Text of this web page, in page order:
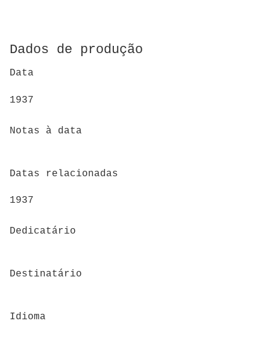
Dados de produção
Data
1937
Notas à data
Datas relacionadas
1937
Dedicatário
Destinatário
Idioma